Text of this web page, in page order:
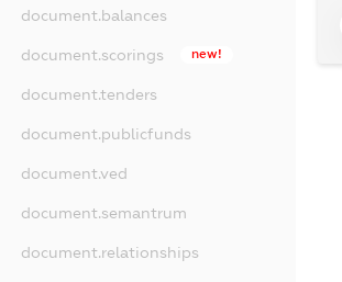
document.balances
document.scorings new!
document.tenders
document.publicfunds
document.ved
document.semantrum
document.relationships